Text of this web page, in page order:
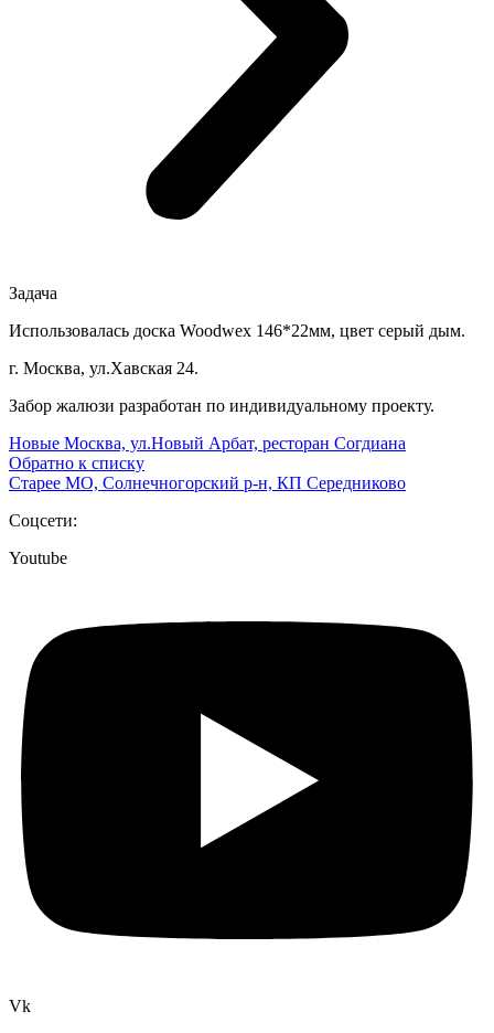
Задача
Использовалась доска Woodwex 146*22мм, цвет серый дым.
г. Москва, ул.Хавская 24.
Забор жалюзи разработан по индивидуальному проекту.
Новые Москва, ул.Новый Арбат, ресторан Согдиана
Обратно к списку
Старее МО, Солнечногорский р-н, КП Середниково
Соцсети:
Youtube
Vk